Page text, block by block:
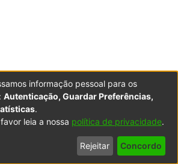
Copyright © 2003-2026LYRASIS
Política de
Privacidade
Termos
de Uso
Contacte-
nos
informação pessoal para os
Autenticação, Guardar Preferências,
.
leia a nossa política de privacidade.
Rejeitar Concordo